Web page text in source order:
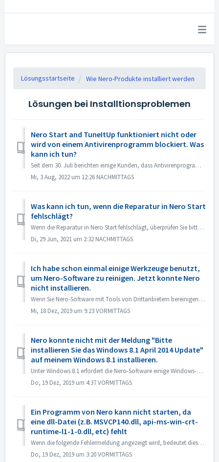
Lösungsstartseite Wie Nero-Produkte installiert werden
Lösungen bei Installtionsproblemen
Nero Start and TuneItUp funktioniert nicht oder
wird von einem Antivirenprogramm blockiert. Was
kann ich tun?
Seit dem 30. Juli berichten einige Kunden, dass Antivirenprogramme wie Norton, Avast usw. das Nero-Programm (Nero Start, Nero TuneItUp und Nero Info) als PU...
Mi, 3 Aug, 2022 um 12:26 NACHMITTAGS
Was kann ich tun, wenn die Reparatur in Nero Start
fehlschlägt?
Wenn die Reparatur in Nero Start fehlschlägt, überprüfen Sie bitte, ob die Situation auf Ihrem Computer wie folgt ist. Prüfen Sie zunächst, ob der folgende...
Di, 29 Jun, 2021 um 2:32 NACHMITTAGS
Ich habe schon einmal einige Werkzeuge benutzt,
um Nero-Software zu reinigen. Jetzt konnte Nero
nicht installieren.
Wenn Sie Nero-Software mit Tools von Drittanbietern bereinigen (z.B. IObit Uninstaller, Total Cleaner, Revo Uninstaller, etc.), löschen solche Tools Nero-Pr...
Mi, 18 Dez, 2019 um 9:23 VORMITTAGS
Nero konnte nicht mit der Meldung "Bitte
installieren Sie das Windows 8.1 April 2014 Update"
auf meinem Windows 8.1 installieren.
Unter Windows 8.1 erfordert die Nero-Software einige Windows-Aktualisierungen. 1. Bitte öffnen Sie die Systemsteuerung -> Windows-Update, installieren S...
Do, 19 Dez, 2019 um 4:37 VORMITTAGS
Ein Programm von Nero kann nicht starten, da
eine dll-Datei (z.B. MSVCP140.dll, api-ms-win-crt-
runtime-l1-1-0.dll, etc) fehlt
Wenn die folgende Fehlermeldung angezeigt wird, bedeutet dies, dass diese Dateien in Microsoft Visual C++ Redistributable (x86) fehlen. Beispiele hierfür s...
Do, 19 Dez, 2019 um 3:20 VORMITTAGS